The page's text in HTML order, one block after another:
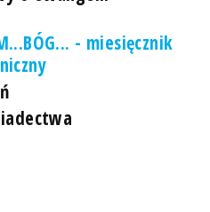
- miesięcznik